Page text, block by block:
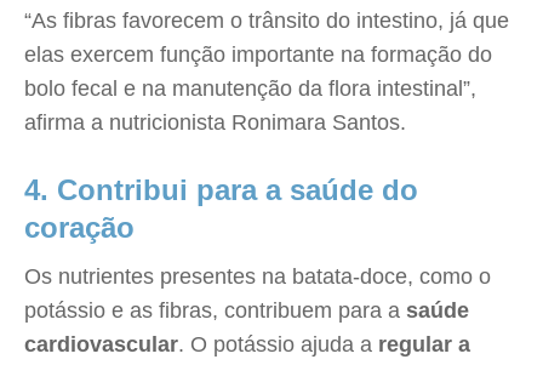
“As fibras favorecem o trânsito do intestino, já que
elas exercem função importante na formação do
bolo fecal e na manutenção da flora intestinal”,
afirma a nutricionista Ronimara Santos.
4. Contribui para a saúde do
coração
Os nutrientes presentes na batata-doce, como o
potássio e as fibras, contribuem para a saúde
cardiovascular. O potássio ajuda a regular a